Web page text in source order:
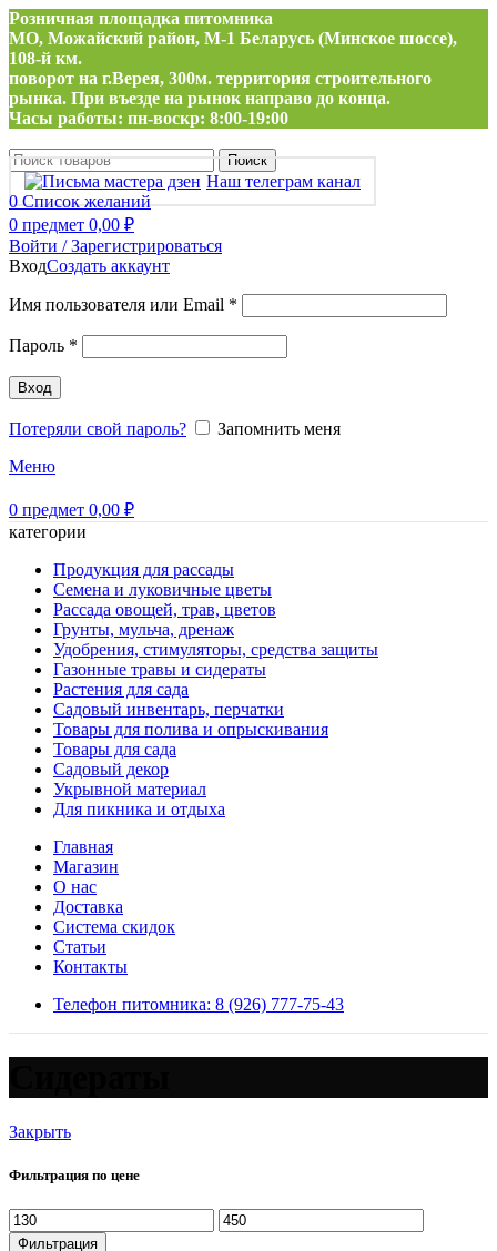
Розничная площадка питомника
МО, Можайский район, М-1 Беларусь (Минское шоссе),
108-й км.
поворот на г.Верея, 300м. территория строительного
рынка. При въезде на рынок направо до конца.
Часы работы: пн-воскр: 8:00-19:00
Поиск
Наш телеграм канал
0 Список желаний
0 предмет 0,00 ₽
Войти / Зарегистрироваться
ВходСоздать аккаунт
Имя пользователя или Email *
Пароль *
Вход
Потеряли свой пароль?
Запомнить меня
Меню
0 предмет 0,00 ₽
категории
Продукция для рассады
Семена и луковичные цветы
Рассада овощей, трав, цветов
Грунты, мульча, дренаж
Удобрения, стимуляторы, средства защиты
Газонные травы и сидераты
Растения для сада
Садовый инвентарь, перчатки
Товары для полива и опрыскивания
Товары для сада
Садовый декор
Укрывной материал
Для пикника и отдыха
Главная
Магазин
О нас
Доставка
Система скидок
Статьи
Контакты
Телефон питомника: 8 (926) 777-75-43
Закрыть
Фильтрация по цене
Минимальная
цена
Максимальная
цена
Фильтрация